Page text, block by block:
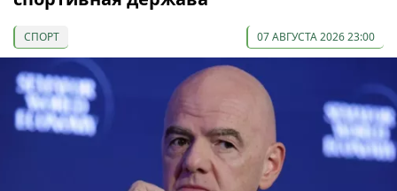
СПОРТ 07 АВГУСТА 2026 23:00